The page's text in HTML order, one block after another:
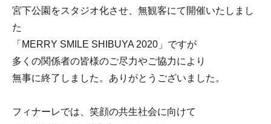
宮下公園をスタジオ化させ、無観客にて開催いたしまし
た
「MERRY SMILE SHIBUYA 2020」ですが
多くの関係者の皆様のご尽力やご協力により
無事に終了しました。ありがとうございました。
フィナーレでは、笑顔の共生社会に向けて